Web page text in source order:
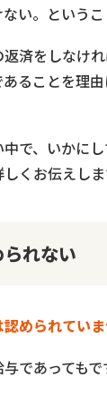
い。というこ
済をしなけ
ることを理
で、いかに
くお伝えしま
れない
められていま
であってもで